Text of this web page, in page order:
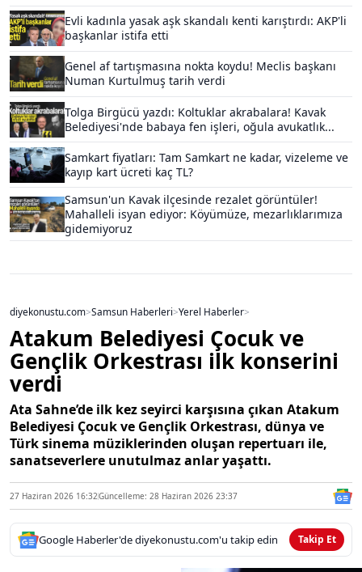
Evli kadınla yasak aşk skandalı kenti karıştırdı: AKP'li
başkanlar istifa etti
Genel af tartışmasına nokta koydu! Meclis başkanı
Numan Kurtulmuş tarih verdi
Tolga Birgücü yazdı: Koltuklar akrabalara! Kavak
Belediyesi'nde babaya fen işleri, oğula avukatlık...
Samkart fiyatları: Tam Samkart ne kadar, vizeleme ve
kayıp kart ücreti kaç TL?
Samsun'un Kavak ilçesinde rezalet görüntüler!
Mahalleli isyan ediyor: Köyümüze, mezarlıklarımıza
gidemiyoruz
diyekonustu.com>Samsun Haberleri>Yerel Haberler>
Atakum Belediyesi Çocuk ve
Gençlik Orkestrası ilk konserini
verdi
Ata Sahne’de ilk kez seyirci karşısına çıkan Atakum
Belediyesi Çocuk ve Gençlik Orkestrası, dünya ve
Türk sinema müziklerinden oluşan repertuarı ile,
sanatseverlere unutulmaz anlar yaşattı.
27 Haziran 2026 16:32Güncelleme: 28 Haziran 2026 23:37
Google Haberler'de diyekonustu.com'u takip edin Takip Et